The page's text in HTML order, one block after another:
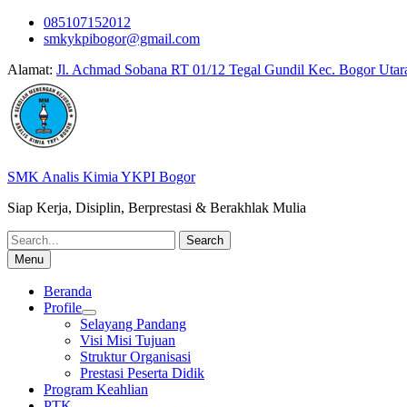
Skip
085107152012
smkykpibogor@gmail.com
Alamat: Jl. Achmad Sobana RT 01/12 Tegal Gundil Kec. Bogor
SMK Analis Kimia YKPI Bogor
Siap Kerja, Disiplin, Berprestasi & Berakhlak Mulia
Search
for:Menu
Beranda
Profile
Selayang Pandang
Visi Misi Tujuan
Struktur Organisasi
Prestasi Peserta Didik
Program Keahlian